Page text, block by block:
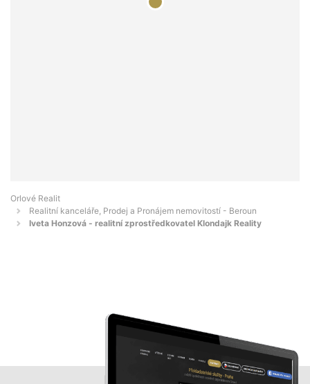
Orlové Realit
Realitní kanceláře, Prodej a Pronájem nemovitostí - Beroun
Iveta Honzová - realitní zprostředkovatel Klondajk Reality